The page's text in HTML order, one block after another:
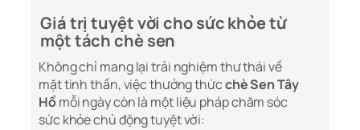
Giá trị tuyệt vời cho sức khỏe từ
một tách chè sen
Không chỉ mang lại trải nghiệm thư thái về
mặt tinh thần, việc thưởng thứcchè Sen Tây
Hồmỗi ngày còn là một liệu pháp chăm sóc
sức khỏe chủ động tuyệt vời: